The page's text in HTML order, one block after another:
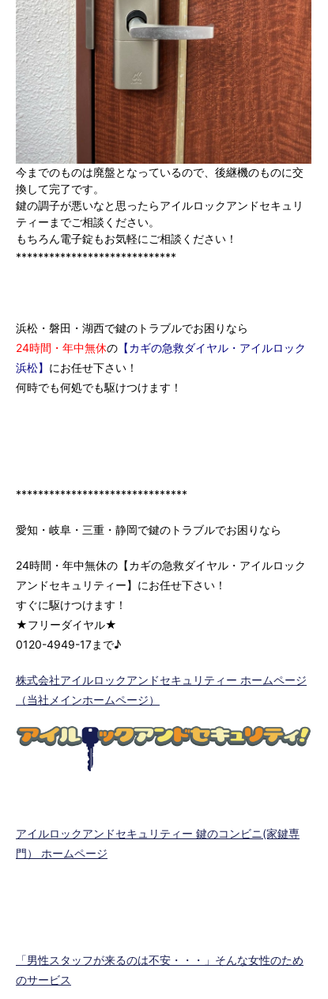
今までのものは廃盤となっているので、後継機のものに交
換して完了です。
鍵の調子が悪いなと思ったらアイルロックアンドセキュリ
ティーまでご相談ください。
もちろん電子錠もお気軽にご相談ください！
*****************************
浜松・磐田・湖西で鍵のトラブルでお困りなら
24時間・年中無休の 【カギの急救ダイヤル・アイルロック
浜松】 にお任せ下さい！
何時でも何処でも駆けつけます！
*******************************
愛知・岐阜・三重・静岡で鍵のトラブルでお困りなら
24時間・年中無休の【カギの急救ダイヤル・アイルロック
アンドセキュリティー】にお任せ下さい！
すぐに駆けつけます！
★フリーダイヤル★
0120-4949-17まで♪
株式会社アイルロックアンドセキュリティー ホームページ
（当社メインホームページ）
アイルロックアンドセキュリティー 鍵のコンビニ(家鍵専
門） ホームページ
「男性スタッフが来るのは不安・・・」そんな女性のため
のサービス